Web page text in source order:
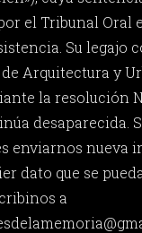
el Tribunal Oral
Su legajo
Arquitectura y
la resolución
desaparecida.
enviarnos nueva
dato que se
a